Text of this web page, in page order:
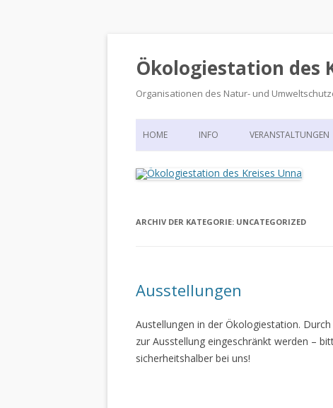
Ökologiestation des
Organisationen des Natur- und
HOME INFO VERANSTALTUNGEN
ARCHIV DER KATEGORIE: UNCATEGORIZED
Ausstellungen
Austellungen in der Ökologiestation.
zur Ausstellung eingeschränkt werden –
sicherheitshalber bei uns!